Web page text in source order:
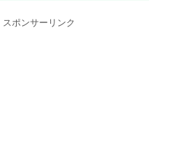
スポンサーリンク